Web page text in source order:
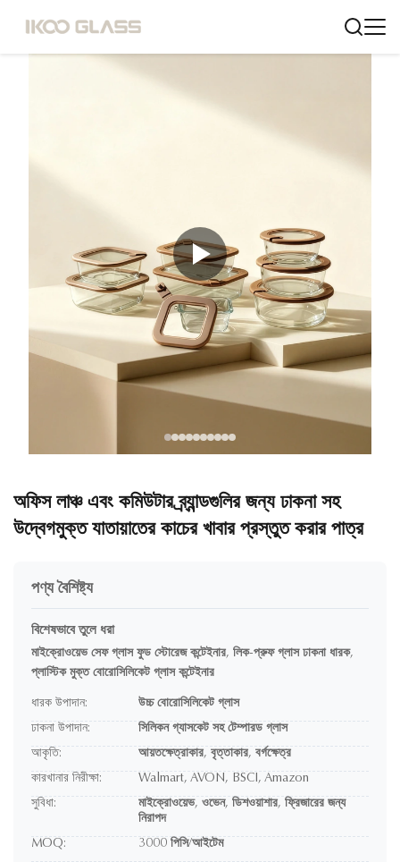
অফিস লাঞ্চ এবং কমিউটার ব্র্যান্ডগুলির জন্য ঢাকনা সহ
উদ্বেগমুক্ত যাতায়াতের কাচের খাবার প্রস্তুত করার পাত্র
পণ্য বৈশিষ্ট্য
বিশেষভাবে তুলে ধরা
মাইক্রোওয়েভ সেফ গ্লাস ফুড স্টোরেজ কন্টেইনার, লিক-প্রুফ গ্লাস ঢাকনা ধারক,
প্লাস্টিক মুক্ত বোরোসিলিকেট গ্লাস কন্টেইনার
ধারক উপাদান:
উচ্চ বোরোসিলিকেট গ্লাস
ঢাকনা উপাদান:
সিলিকন গ্যাসকেট সহ টেম্পারড গ্লাস
আকৃতি:
আয়তক্ষেত্রাকার, বৃত্তাকার, বর্গক্ষেত্র
কারখানার নিরীক্ষা:
Walmart, AVON, BSCI, Amazon
সুবিধা:
মাইক্রোওয়েভ, ওভেন, ডিশওয়াশার, ফ্রিজারের জন্য
নিরাপদ
MOQ:
3000 পিসি/আইটেম